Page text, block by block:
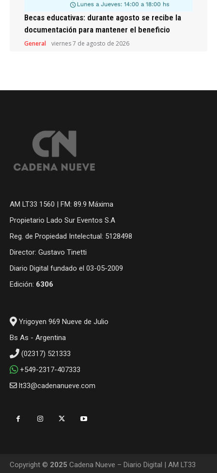
Becas educativas: durante agosto se recibe la
documentación para mantener el beneficio
General viernes 7 de agosto de 2026
AM LT33 1560 | FM: 89.9 Máxima
Propietario Lado Sur Eventos S.A
Reg. de Propiedad Intelectual: 5128498
Director: Gustavo Tinetti
Diario Digital fundado el 03-05-2009
Edición: 6306
Yrigoyen 969 Nueve de Julio
Bs As - Argentina
(02317) 521333
+549-2317-407333
lt33@cadenanueve.com
Copyright © 2025 Cadena Nueve – Diario Digital | AM LT33